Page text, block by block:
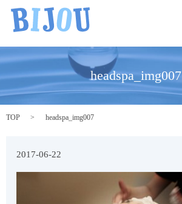
headspa_img007
TOP headspa_img007
2017-06-22